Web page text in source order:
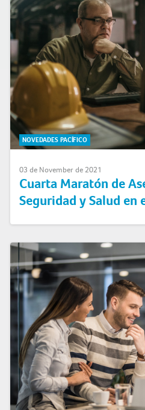
NOVEDADES PACÍFICO
03 de November de 2021
Cuarta Maratón de
Seguridad y Salud en